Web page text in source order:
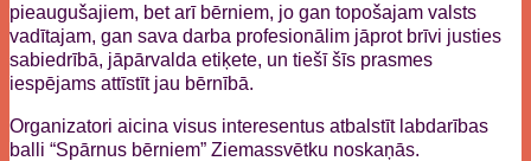
pieaugušajiem, bet arī bērniem, jo gan topošajam valsts
vadītajam, gan sava darba profesionālim jāprot brīvi justies
sabiedrībā, jāpārvalda etiķete, un tiešī šīs prasmes
iespējams attīstīt jau bērnībā.
Organizatori aicina visus interesentus atbalstīt labdarības
balli “Spārnus bērniem” Ziemassvētku noskaņās.